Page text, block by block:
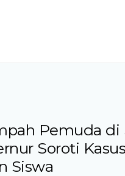
Pemuda di
Soroti Kasus
Siswa